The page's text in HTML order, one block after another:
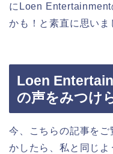
にLoen
かも！と素直に思いま
Loen
の声をみつけ
今、こちらの記事を
かしたら、私と同じ